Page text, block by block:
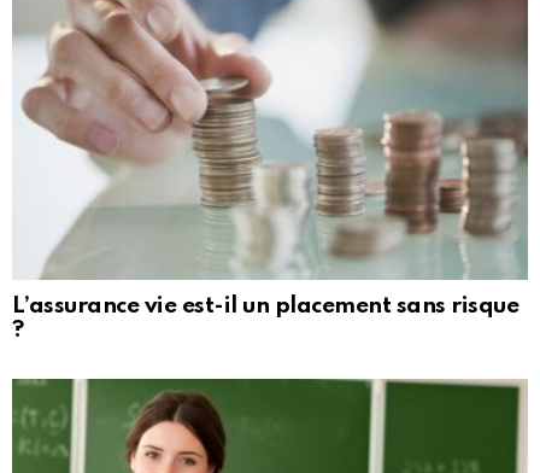
L’assurance vie est-il un placement sans risque
?